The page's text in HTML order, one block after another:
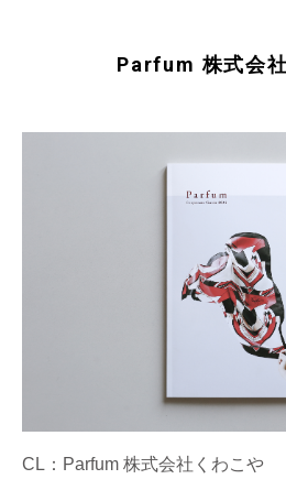
Parfum 株式会
CL：Parfum 株式会社くわこや